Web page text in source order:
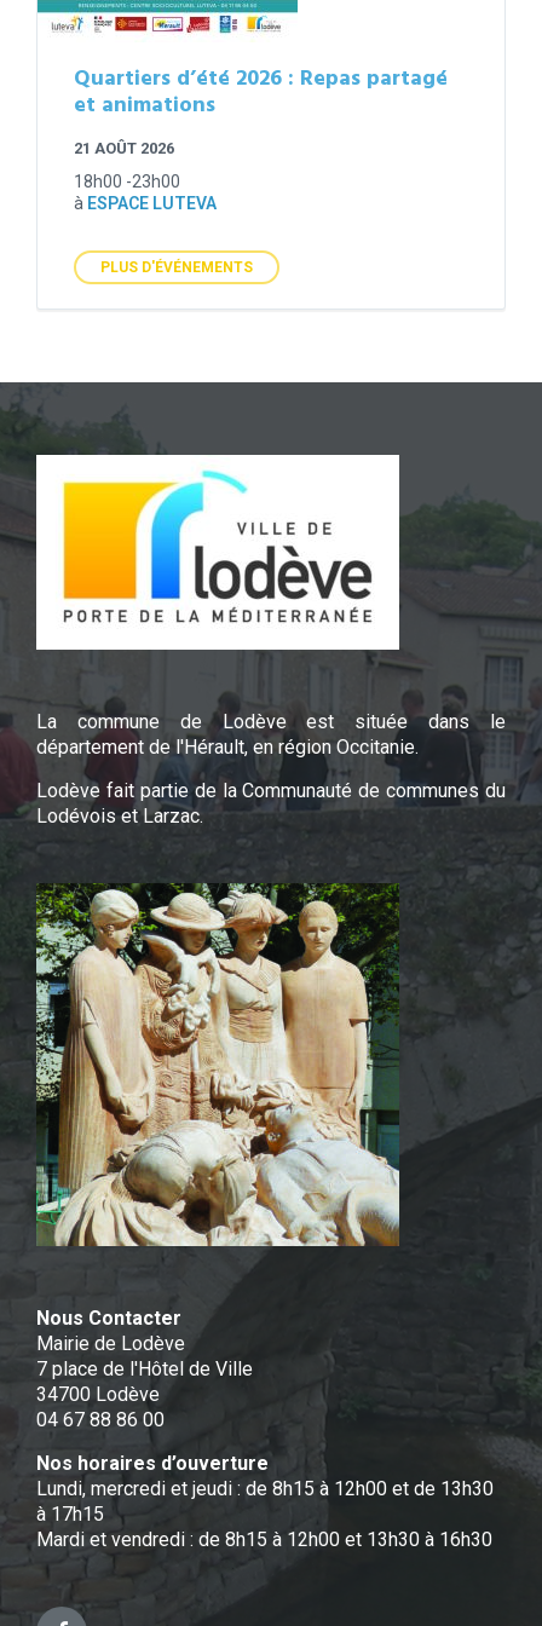
Quartiers d’été 2026 : Repas partagé
et animations
21 AOÛT 2026
18h00 -23h00
à ESPACE LUTEVA
PLUS D'ÉVÉNEMENTS
La commune de Lodève est située dans le
département de l'Hérault, en région Occitanie.
Lodève fait partie de la Communauté de communes du
Lodévois et Larzac.
Nous Contacter
Mairie de Lodève
7 place de l'Hôtel de Ville
34700 Lodève
04 67 88 86 00
Nos horaires d’ouverture
Lundi, mercredi et jeudi : de 8h15 à 12h00 et de 13h30
à 17h15
Mardi et vendredi : de 8h15 à 12h00 et 13h30 à 16h30